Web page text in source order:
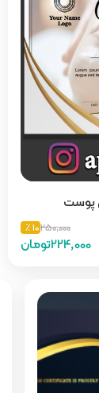
پوست
250,00010 ٪
224,000تومان